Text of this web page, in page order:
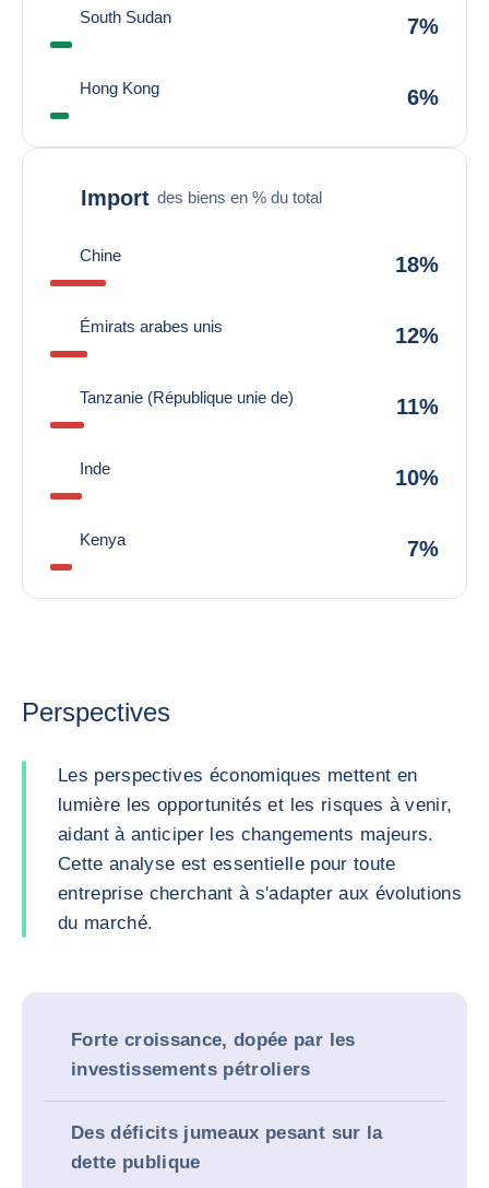
South Sudan 7%
Hong Kong 6%
Import des biens en % du total
Chine 18%
Émirats arabes unis 12%
Tanzanie (République unie de) 11%
Inde 10%
Kenya 7%
Perspectives
Les perspectives économiques mettent en
lumière les opportunités et les risques à venir,
aidant à anticiper les changements majeurs.
Cette analyse est essentielle pour toute
entreprise cherchant à s'adapter aux évolutions
du marché.
Forte croissance, dopée par les
investissements pétroliers
Des déficits jumeaux pesant sur la
dette publique